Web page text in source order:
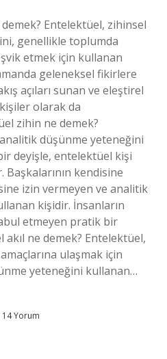
Entelektüel, zihinsel
genellikle toplumda
etmek için kullanan
geleneksel fikirlere
açıları sunan ve eleştirel
olarak da
zihin ne demek?
düşünme yeteneğini
deyişle, entelektüel kişi
Başkalarının kendisine
izin vermeyen ve analitik
kişidir. İnsanların
etmeyen pratik bir
ne demek? Entelektüel,
ulaşmak için
yeteneğini kullanan…
14 Yorum